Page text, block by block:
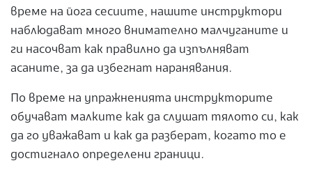
време на йога сесиите, нашите инструктори
наблюдават много внимателно малчуганите и
ги насочват как правилно да изпълняват
асаните, за да избегнат наранявания.
По време на упражненията инструкторите
обучават малките как да слушат тялото си, как
да го уважават и как да разберат, когато то е
достигнало определени граници.